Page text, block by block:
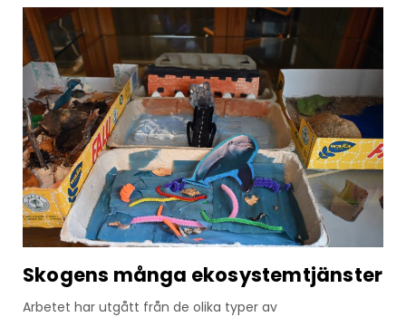
Skogens många ekosystemtjänster
Arbetet har utgått från de olika typer av